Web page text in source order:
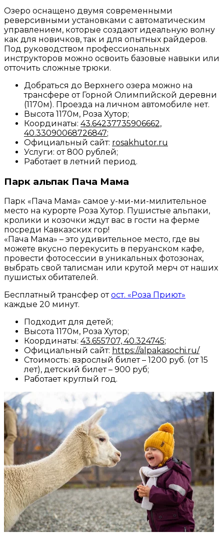
Озеро оснащено двумя современными
реверсивными установками с автоматическим
управлением, которые создают идеальную волну
как для новичков, так и для опытных райдеров.
Под руководством профессиональных
инструкторов можно освоить базовые навыки или
отточить сложные трюки.
Добраться до Верхнего озера можно на
трансфере от Горной Олимпийской деревни
(1170м). Проезда на личном автомобиле нет.
Высота 1170м, Роза Хутор;
Координаты: 43.64237735906662,
40.33090068726847;
Официальный сайт: rosakhutor.ru
Услуги: от 800 рублей;
Работает в летний период.
Парк альпак Пача Мама
Парк «Пача Мама» самое у-ми-ми-милительное
место на курорте Роза Хутор. Пушистые альпаки,
кролики и козочки ждут вас в гости на ферме
посреди Кавказских гор!
«Пача Мама» – это удивительное место, где вы
можете вкусно перекусить в перуанском кафе,
провести фотосессии в уникальных фотозонах,
выбрать свой талисман или крутой мерч от наших
пушистых обитателей.
Бесплатный трансфер отост. «Роза Приют»
каждые 20 минут.
Подходит для детей;
Высота 1170м, Роза Хутор;
Координаты: 43.655707, 40.324745;
Официальный сайт: https://alpakasochi.ru/
Стоимость: взрослый билет – 1200 руб. (от 15
лет), детский билет – 900 руб;
Работает круглый год.